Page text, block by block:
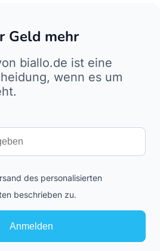
Geld mehr
biallo.de ist eine
wenn es um
Anmelden
des personalisierten
beschrieben zu.